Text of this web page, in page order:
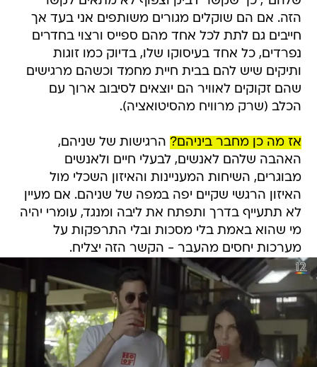
הזה. אם הם שוקלים מגורים משותפים אני בעד אך
חייבים גם לתת לכל אחד מהם ספייס ורצוי בחדרים
נפרדים, כל אחד בעיסוקו שלו, בדיוק כמו זוגות
ותיקים שיש להם בבית חיית מחמד וכשהם מרגישים
שהם זקוקים לאוויר הם יוצאים לסיבוב ארוך עם
הכלב (שרק מרוויח מהסיטואציה).
אז מה כן מחבר ביניהם? הרגישות של שניהם,
האהבה שלהם לאנשים, לבעלי חיים ולאנשים
מבוגרים, השיחות המעניינות והאיזון השכלי מול
האיזון הרגשי שקיים יפה במפה של שניהם. אם מעיין
לא תתעייף בדרך ותפתח את ליבה ומנגד, עומרי יהיה
מי שהוא באמת בלי מסכות ובלי התרפקות על
מערכות יחסים מהעבר - הקשר הזה יצליח.